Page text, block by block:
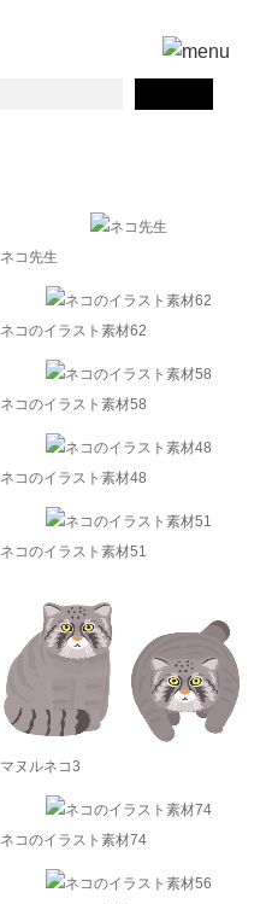
ネコ先生
ネコのイラスト素材62
ネコのイラスト素材58
ネコのイラスト素材48
ネコのイラスト素材51
マヌルネコ3
ネコのイラスト素材74